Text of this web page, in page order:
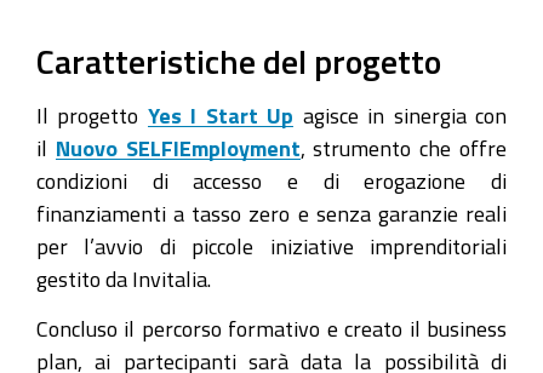
Caratteristiche del progetto
Il progetto Yes I Start Up agisce in sinergia con
il Nuovo SELFIEmployment , strumento che offre
condizioni di accesso e di erogazione di
finanziamenti a tasso zero e senza garanzie reali
per l’avvio di piccole iniziative imprenditoriali
gestito da Invitalia.
Concluso il percorso formativo e creato il business
plan, ai partecipanti sarà data la possibilità di